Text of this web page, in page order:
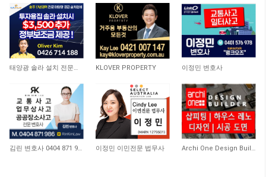
8,819 태양광 솔라 설치 전문업체 8,567
KLOVER PROPERTY 10,658
이정민 변호사
10,534 김린 변호사 0404 871 986 10,251
이정민 이민전문 법무사 8,529 Archi One Design Builder